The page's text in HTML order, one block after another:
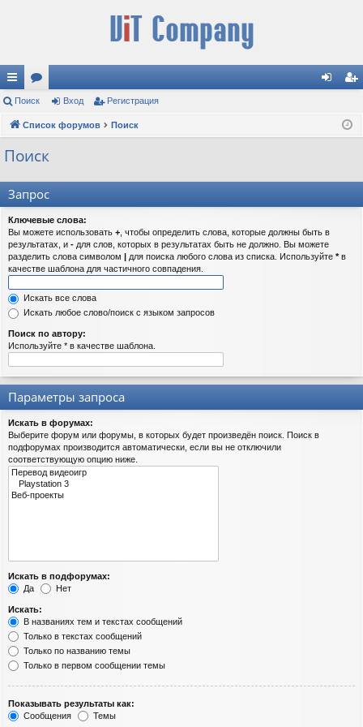
с
ы
лк
ор
ум ис
Поиск Вход Регистрация
Список форумов Поиск
Поиск
Запрос
Ключевые слова:
Вы можете использовать + , чтобы определить слова, которые должны быть в
результатах, и - для слов, которых в результатах быть не должно. Вы можете
разделить слова символом | для поиска любого слова из списка. Используйте *в
качестве шаблона для частичного совпадения.
Искать все слова
Искать любое слово/поиск с языком запросов
Поиск по автору:
Используйте * в качестве шаблона.
Параметры запроса
Искать в форумах:
Выберите форум или форумы, в которых будет произведён поиск. Поиск в
подфорумах производится автоматически, если вы не отключили
соответствующую опцию ниже.
Искать в подфорумах:
Да
Нет
Искать:
В названиях тем и текстах сообщений
Только в текстах сообщений
Только по названию темы
Только в первом сообщении темы
Показывать результаты как:
Сообщения
Темы